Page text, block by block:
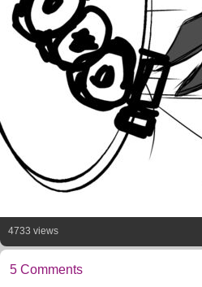
4733 views
5 Comments